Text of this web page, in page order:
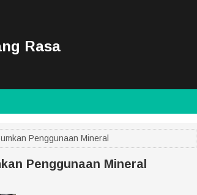
Rasa
Penggunaan Mineral
Penggunaan Mineral